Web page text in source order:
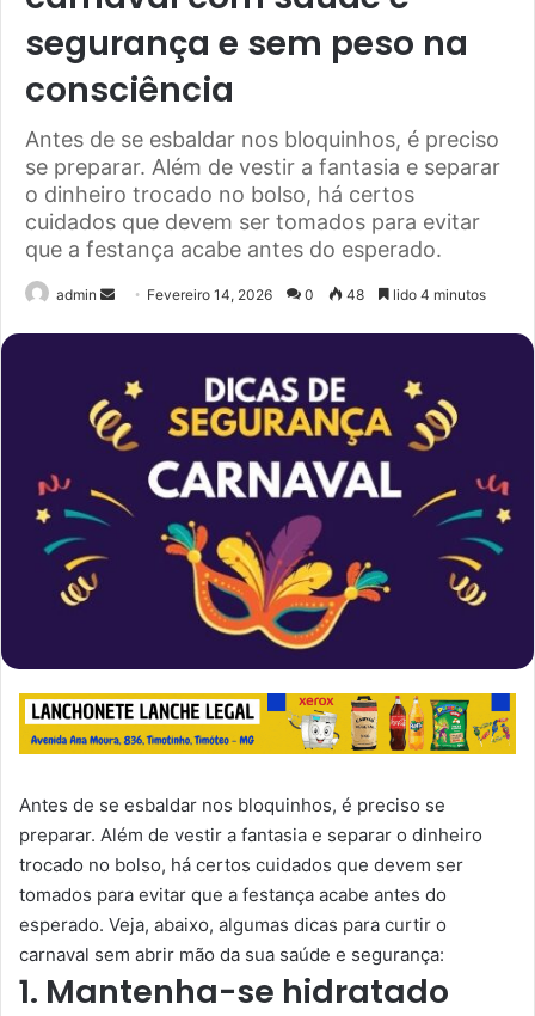
segurança e sem peso na
consciência
Antes de se esbaldar nos bloquinhos, é preciso
se preparar. Além de vestir a fantasia e separar
o dinheiro trocado no bolso, há certos
cuidados que devem ser tomados para evitar
que a festança acabe antes do esperado.
admin
Send Fevereiro 14, 2026 0 48 lido 4 minutos
Antes de se esbaldar nos bloquinhos, é preciso se
preparar. Além de vestir a fantasia e separar o dinheiro
trocado no bolso, há certos cuidados que devem ser
tomados para evitar que a festança acabe antes do
esperado. Veja, abaixo, algumas dicas para curtir o
carnaval sem abrir mão da sua saúde e segurança:
1. Mantenha-se hidratado